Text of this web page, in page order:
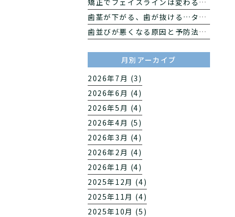
矯正でフェイスラインは変わる？ 歯科医が教える横顔への影響
歯茎が下がる、歯が抜ける…タバコが40〜50代の口を急速に老化させる理由
歯並びが悪くなる原因と予防法｜自宅でできる改善習慣を解説
月別アーカイブ
2026年7月 (3)
2026年6月 (4)
2026年5月 (4)
2026年4月 (5)
2026年3月 (4)
2026年2月 (4)
2026年1月 (4)
2025年12月 (4)
2025年11月 (4)
2025年10月 (5)